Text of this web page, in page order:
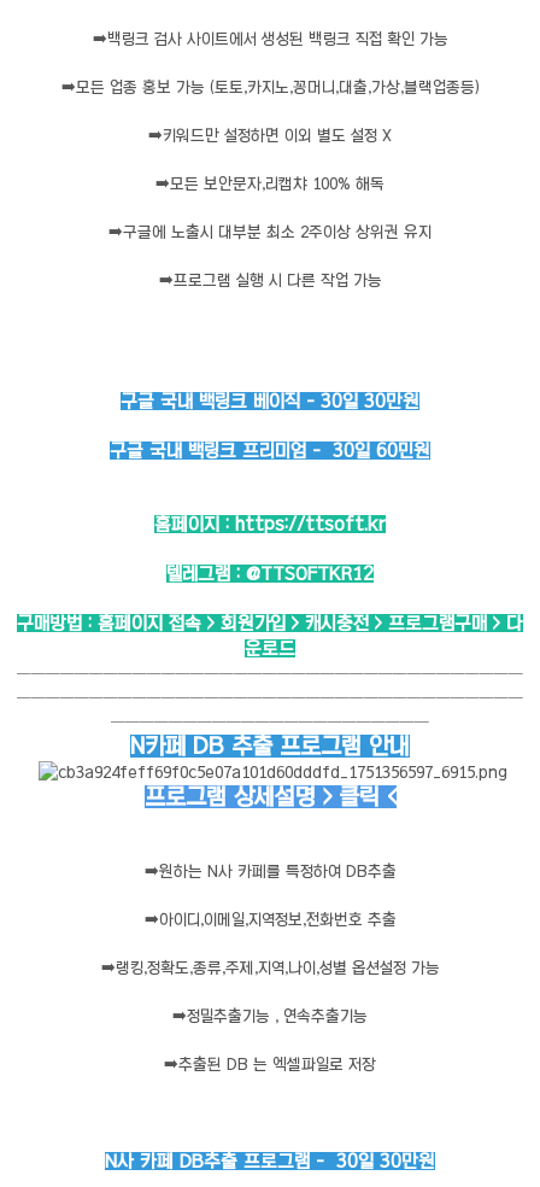
➡️백링크 검사 사이트에서 생성된 백링크 직접 확인 가능
➡️모든 업종 홍보 가능 (토토,카지노,꽁머니,대출,가상,블랙업종등)
➡️키워드만 설정하면 이외 별도 설정 X
➡️모든 보안문자,리캡챠 100% 해독
➡️구글에 노출시 대부분 최소 2주이상 상위권 유지
➡️프로그램 실행 시 다른 작업 가능
구글 국내 백링크 베이직 - 30일 30만원
구글 국내 백링크 프리미엄 - 30일 60민원
홈페이지 : https://ttsoft.kr
텔레그램 : @TTSOFTKR12
구매방법 : 홈페이지 접속 > 회원가입 > 캐시충전 > 프로그램구매 > 다
운로드
───────────────────────────────────
───────────────────────────────────
──────────────────────
N카페 DB 추출 프로그램 안내
프로그램 상세설명 > 클릭 <
➡️원하는 N사 카페를 특정하여 DB추출
➡️아이디,이메일,지역정보,전화번호 추출
➡️랭킹,정확도,종류,주제,지역,나이,성별 옵션설정 가능
➡️정밀추출기능 , 연속추출기능
➡️추출된 DB 는 엑셀파일로 저장
N사 카페 DB추출 프로그램 - 30일 30만원